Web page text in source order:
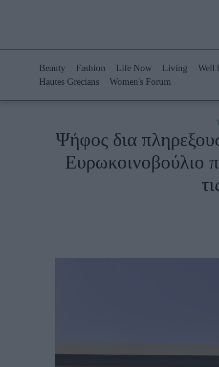
Styling Tips
Fashion News
Woman Power
Συνεντεύξεις
Beauty Fashion Life Now Living Well
Hautes Grecians
Women's Forum
Ψήφος δια
Ευρωκοινοβούλιο